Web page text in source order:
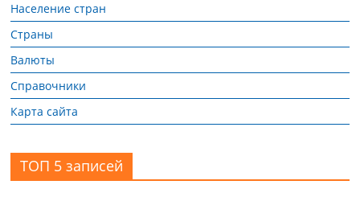
Население стран
Страны
Валюты
Справочники
Карта сайта
ТОП 5 записей